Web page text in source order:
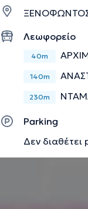
ΞΕΝΟΦΩΝΤΟΣ
Λεωφορείο
40m
140m
230m
Parking
Δεν διαθέτει